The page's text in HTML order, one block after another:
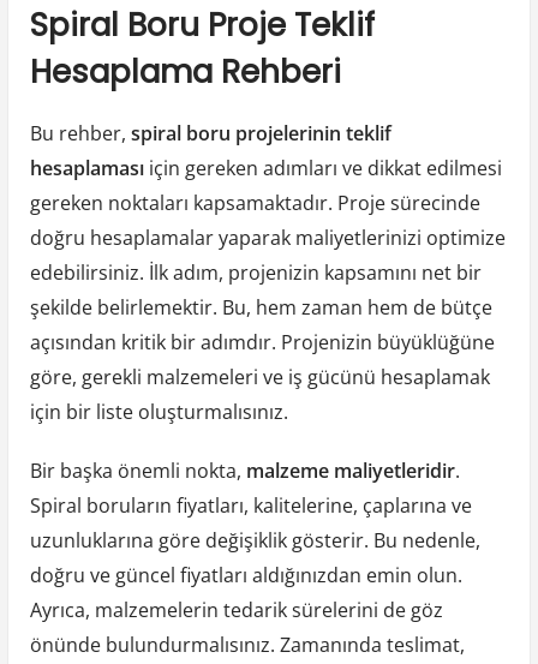
Spiral Boru Proje Teklif
Hesaplama Rehberi
Bu rehber, spiral boru projelerinin teklif
hesaplamasıiçin gereken adımları ve dikkat edilmesi
gereken noktaları kapsamaktadır. Proje sürecinde
doğru hesaplamalar yaparak maliyetlerinizi optimize
edebilirsiniz. İlk adım, projenizin kapsamını net bir
şekilde belirlemektir. Bu, hem zaman hem de bütçe
açısından kritik bir adımdır. Projenizin büyüklüğüne
göre, gerekli malzemeleri ve iş gücünü hesaplamak
için bir liste oluşturmalısınız.
Bir başka önemli nokta, malzeme maliyetleridir.
Spiral boruların fiyatları, kalitelerine, çaplarına ve
uzunluklarına göre değişiklik gösterir. Bu nedenle,
doğru ve güncel fiyatları aldığınızdan emin olun.
Ayrıca, malzemelerin tedarik sürelerini de göz
önünde bulundurmalısınız. Zamanında teslimat,